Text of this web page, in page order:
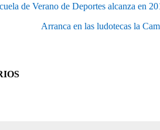
de Verano de Deportes alcanza en
Arranca en las ludotecas la